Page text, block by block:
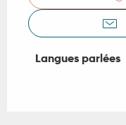
Langues parlées
Langues parlées